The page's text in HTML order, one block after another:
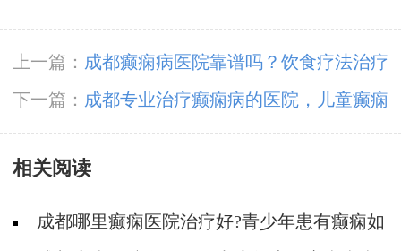
上一篇： 成都癫痫病医院靠谱吗？饮食疗法治疗
老年癫痫,效果如何
下一篇： 成都专业治疗癫痫病的医院，儿童癫痫
检查有必要做基因检测吗？
相关阅读
​成都哪里癫痫医院治疗好?青少年患有癫痫如